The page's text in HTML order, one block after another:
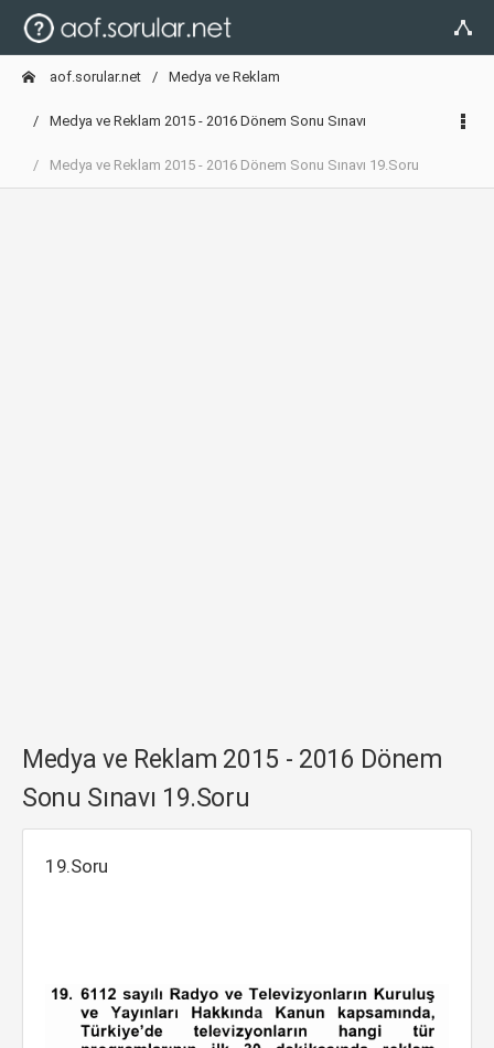
aof.sorular.net Medya ve Reklam
Medya ve Reklam 2015 - 2016 Dönem Sonu Sınavı
Medya ve Reklam 2015 - 2016 Dönem Sonu Sınavı 19.Soru
Medya ve Reklam 2015 - 2016 Dönem
Sonu Sınavı 19.Soru
19.Soru